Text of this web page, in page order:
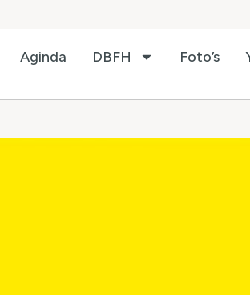
Aginda DBFH Foto’s